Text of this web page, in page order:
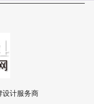
设计服务商